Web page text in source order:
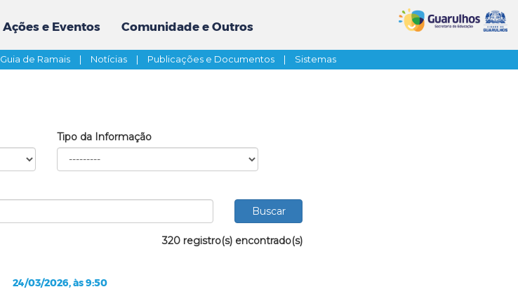
Ações e Eventos Comunidade e Outros
Guia de Ramais | Notícias | Publicações e Documentos | Sistemas
Tipo da Informação
320 registro(s) encontrado(s)
24/03/2026, às 9:50